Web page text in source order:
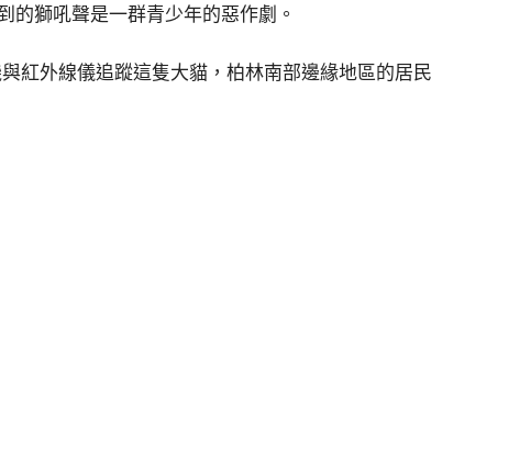
獅吼聲是一群青少年的惡作劇。
紅外線儀追蹤這隻大貓，柏林南部邊緣地區的居民